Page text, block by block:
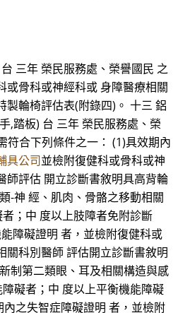
三年 榮民服務處、榮譽國民 之
或骨科或神經科或 身障醫療相關
製輪椅評估表(附錄四)。 十三 鋁
,踏板) 台 三年 榮民服務處、榮
符合下列條件之一： (1)具效期內
具公司並檢附復健科或骨科或神
師評估 開立診斷書敘明具高背輪
-神 經、肌肉、骨骼之移動相關
；中 度以上肢障者免附診斷
障礙證明 者，並檢附復健科或
關科別醫師 評估開立診斷書敘明
制第二類眼、耳及相關構造與感
礙者；中 度以上平衡機能障礙
之失智症障礙證明 者，並檢附